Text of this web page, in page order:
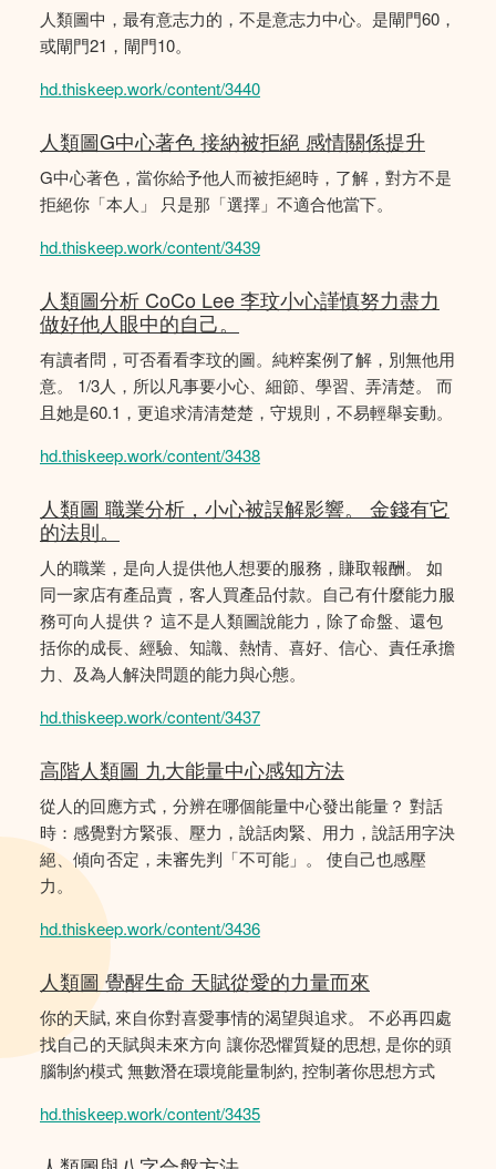
人類圖中，最有意志力的，不是意志力中心。是閘門60，
或閘門21，閘門10。
hd.thiskeep.work/content/3440
人類圖G中心著色 接納被拒絕 感情關係提升
G中心著色，當你給予他人而被拒絕時，了解，對方不是
拒絕你「本人」 只是那「選擇」不適合他當下。
hd.thiskeep.work/content/3439
人類圖分析 CoCo Lee 李玟小心謹慎努力盡力
做好他人眼中的自己。
有讀者問，可否看看李玟的圖。純粹案例了解，別無他用
意。 1/3人，所以凡事要小心、細節、學習、弄清楚。 而
且她是60.1，更追求清清楚楚，守規則，不易輕舉妄動。
hd.thiskeep.work/content/3438
人類圖 職業分析，小心被誤解影響。 金錢有它
的法則。
人的職業，是向人提供他人想要的服務，賺取報酬。 如
同一家店有產品賣，客人買產品付款。自己有什麼能力服
務可向人提供？ 這不是人類圖說能力，除了命盤、還包
括你的成長、經驗、知識、熱情、喜好、信心、責任承擔
力、及為人解決問題的能力與心態。
hd.thiskeep.work/content/3437
高階人類圖 九大能量中心感知方法
從人的回應方式，分辨在哪個能量中心發出能量？ 對話
時：感覺對方緊張、壓力，說話肉緊、用力，說話用字決
絕、傾向否定，未審先判「不可能」。 使自己也感壓
力。
hd.thiskeep.work/content/3436
人類圖 覺醒生命 天賦從愛的力量而來
你的天賦, 來自你對喜愛事情的渴望與追求。 不必再四處
找自己的天賦與未來方向 讓你恐懼質疑的思想, 是你的頭
腦制約模式 無數潛在環境能量制約, 控制著你思想方式
hd.thiskeep.work/content/3435